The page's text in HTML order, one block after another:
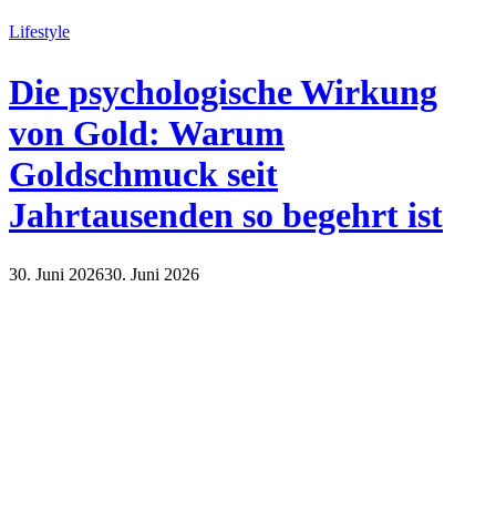
Lifestyle
Die psychologische Wirkung
von Gold: Warum
Goldschmuck seit
Jahrtausenden so begehrt ist
30. Juni 202630. Juni 2026